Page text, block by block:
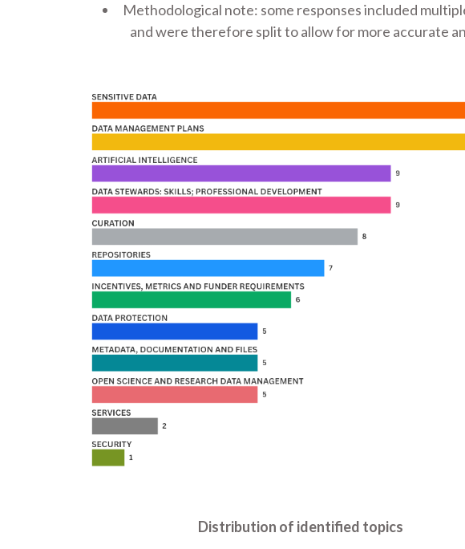
Methodological note: some responses included
and were therefore split to allow for more accurate
Distribution of identified topics